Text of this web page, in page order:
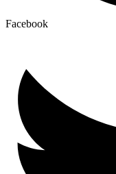
Facebook